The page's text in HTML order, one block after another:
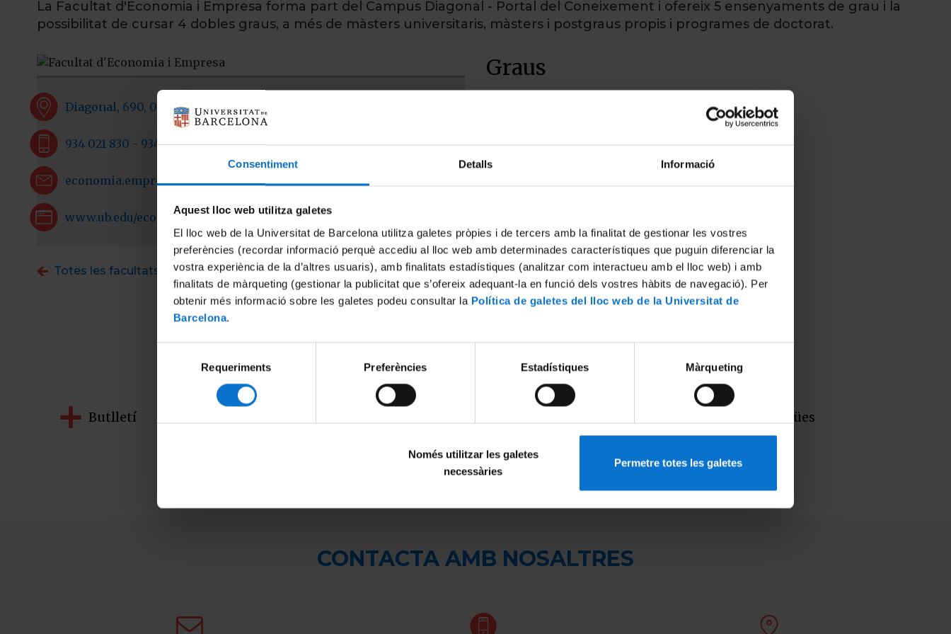
Consentiment Detalls Informació
Aquest lloc web utilitza galetes
El lloc web de la Universitat de Barcelona utilitza galetes pròpies i de tercers amb la finalitat de gestionar les vostres
preferències (recordar informació perquè accediu al lloc web amb determinades característiques que puguin diferenciar la
vostra experiència de la d’altres usuaris), amb finalitats estadístiques (analitzar com interactueu amb el lloc web) i amb
finalitats de màrqueting (gestionar la publicitat que s’ofereix adequant-la en funció dels vostres hàbits de navegació). Per
obtenir més informació sobre les galetes podeu consultar la Política de galetes del lloc web de la Universitat de
Barcelona.
consentiment
Requeriments Preferències Estadístiques Màrqueting
Només utilitzar les galetes
necessàries
Permetre totes les galetes
La Facultat d'Economia i Empresa forma part del Campus Diagonal - Portal del Coneixement i ofereix 5 ensenyaments de grau i la
possibilitat de cursar 4 dobles graus, a més de màsters universitaris, màsters i postgraus propis i programes de doctorat.
Diagonal, 690, 08034 Barcelona
934 021 830 - 934 024 468
economia.empresa@ub.edu
www.ub.edu/economiaempresa
Graus
Totes les facultats
POTSER TAMBÉ T'INTERESSA
Butlletí Llengües
Fullet de Graus 2026-2027
CONTACTA AMB NOSALTRES
  